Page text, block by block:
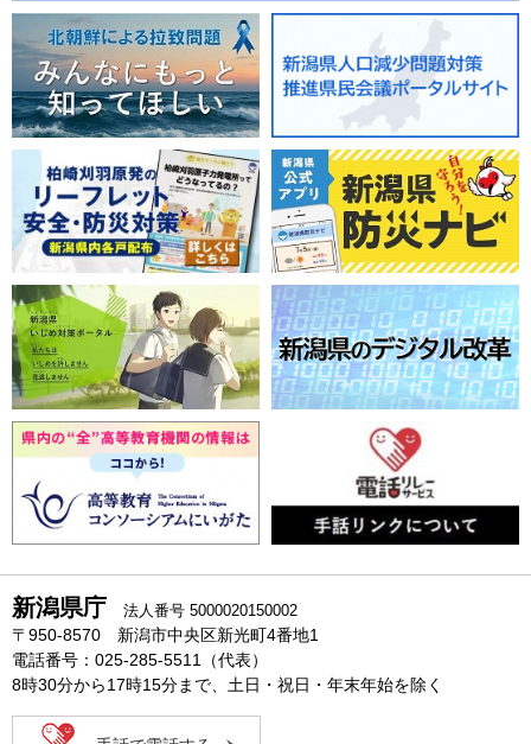
新潟県庁 法人番号 5000020150002
〒950-8570 新潟市中央区新光町4番地1
電話番号：025-285-5511（代表）
8時30分から17時15分まで、土日・祝日・年末年始を除く